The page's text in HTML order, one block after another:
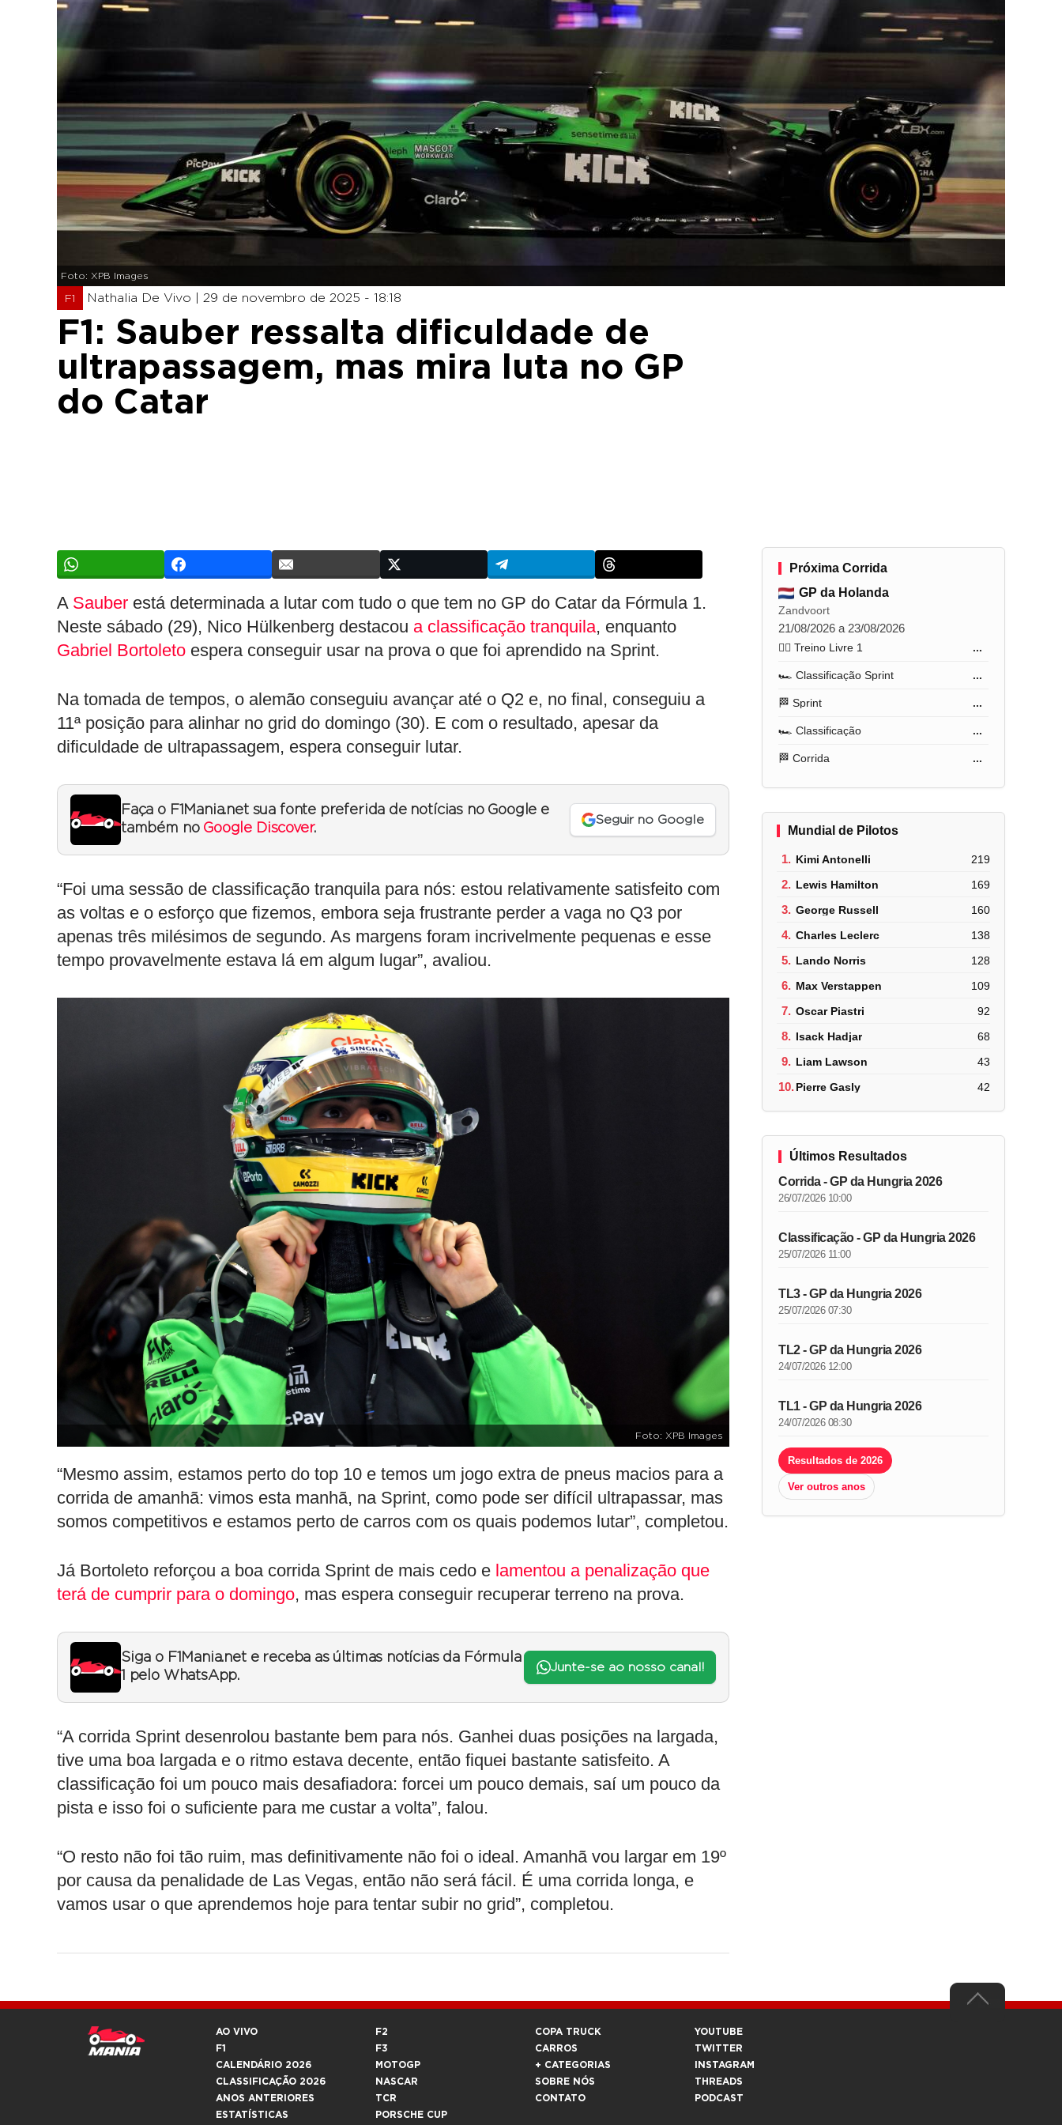
Foto: XPB Images
F1 Nathalia De Vivo | 29 de novembro de 2025 - 18:18
F1: Sauber ressalta dificuldade de
ultrapassagem, mas mira luta no GP
do Catar
A Sauber está determinada a lutar com tudo o que tem no GP do Catar da Fórmula 1.
Neste sábado (29), Nico Hülkenberg destacou a classificação tranquila, enquanto
Gabriel Bortoleto espera conseguir usar na prova o que foi aprendido na Sprint.
Na tomada de tempos, o alemão conseguiu avançar até o Q2 e, no final, conseguiu a
11ª posição para alinhar no grid do domingo (30). E com o resultado, apesar da
dificuldade de ultrapassagem, espera conseguir lutar.
Faça o F1Mania.net sua fonte preferida de notícias no Google e
também no Google Discover.
Seguir no Google
“Foi uma sessão de classificação tranquila para nós: estou relativamente satisfeito com
as voltas e o esforço que fizemos, embora seja frustrante perder a vaga no Q3 por
apenas três milésimos de segundo. As margens foram incrivelmente pequenas e esse
tempo provavelmente estava lá em algum lugar”, avaliou.
Foto: XPB Images
“Mesmo assim, estamos perto do top 10 e temos um jogo extra de pneus macios para a
corrida de amanhã: vimos esta manhã, na Sprint, como pode ser difícil ultrapassar, mas
somos competitivos e estamos perto de carros com os quais podemos lutar”, completou.
Já Bortoleto reforçou a boa corrida Sprint de mais cedo e lamentou a penalização que
terá de cumprir para o domingo, mas espera conseguir recuperar terreno na prova.
Siga o F1Mania.net e receba as últimas notícias da Fórmula
1 pelo WhatsApp.
Junte-se ao nosso canal!
“A corrida Sprint desenrolou bastante bem para nós. Ganhei duas posições na largada,
tive uma boa largada e o ritmo estava decente, então fiquei bastante satisfeito. A
classificação foi um pouco mais desafiadora: forcei um pouco demais, saí um pouco da
pista e isso foi o suficiente para me custar a volta”, falou.
“O resto não foi tão ruim, mas definitivamente não foi o ideal. Amanhã vou largar em 19º
por causa da penalidade de Las Vegas, então não será fácil. É uma corrida longa, e
vamos usar o que aprendemos hoje para tentar subir no grid”, completou.
Próxima Corrida
GP da Holanda
Zandvoort
21/08/2026 a 23/08/2026
🏋️‍♂️ Treino Livre 1 ...
🏎️ Classificação Sprint ...
🏁 Sprint ...
🏎️ Classificação ...
🏁 Corrida ...
Mundial de Pilotos
1. Kimi Antonelli 219
2. Lewis Hamilton 169
3. George Russell 160
4. Charles Leclerc 138
5. Lando Norris 128
6. Max Verstappen 109
7. Oscar Piastri 92
8. Isack Hadjar 68
9. Liam Lawson 43
10.Pierre Gasly 42
Últimos Resultados
Corrida - GP da Hungria 2026
26/07/2026 10:00
Classificação - GP da Hungria 2026
25/07/2026 11:00
TL3 - GP da Hungria 2026
25/07/2026 07:30
TL2 - GP da Hungria 2026
24/07/2026 12:00
TL1 - GP da Hungria 2026
24/07/2026 08:30
Resultados de 2026
Ver outros anos
AO VIVO
F1
CALENDÁRIO 2026
CLASSIFICAÇÃO 2026
ANOS ANTERIORES
ESTATÍSTICAS
F2
F3
MOTOGP
NASCAR
TCR
PORSCHE CUP
COPA TRUCK
CARROS
+ CATEGORIAS
SOBRE NÓS
CONTATO
YOUTUBE
TWITTER
INSTAGRAM
THREADS
PODCAST